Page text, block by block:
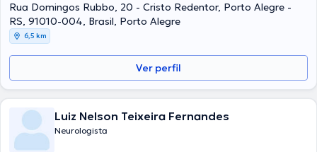
Rua Domingos Rubbo, 20 - Cristo Redentor, Porto Alegre -
RS, 91010-004, Brasil, Porto Alegre
6,5 km
Ver perfil
Luiz Nelson Teixeira Fernandes
Neurologista